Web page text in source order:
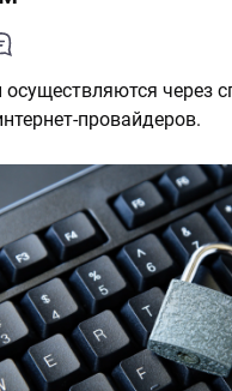
осуществляются через
провайдеров.